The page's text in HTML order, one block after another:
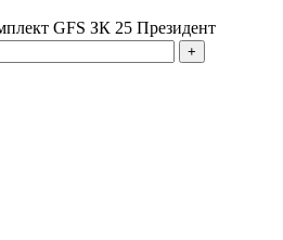
GFS ЗК 25 Президент